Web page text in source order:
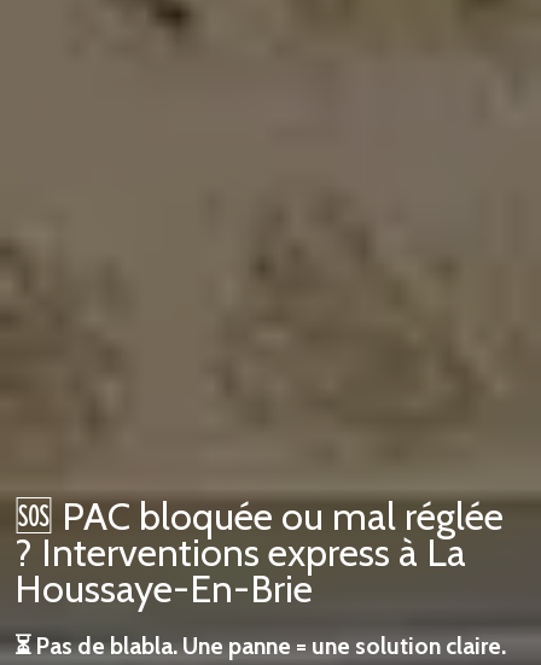
🆘 PAC bloquée ou mal réglée
? Interventions express à La
Houssaye-En-Brie
⏳ Pas de blabla. Une panne = une solution claire.